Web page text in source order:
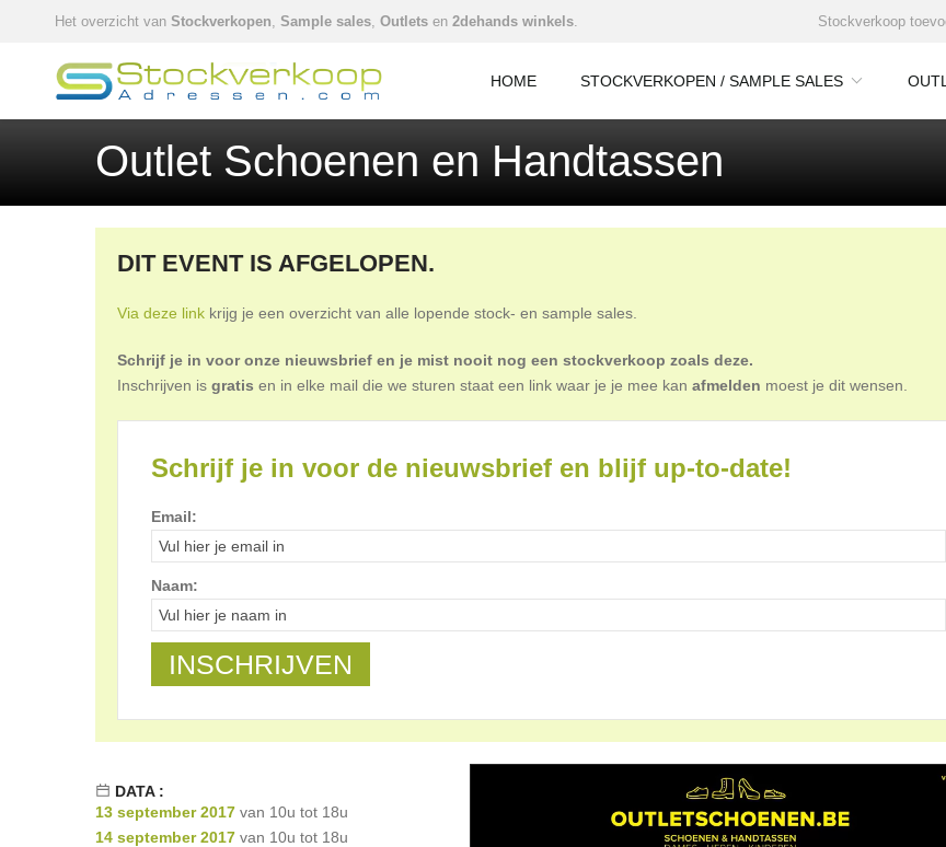
Het overzicht van Stockverkopen, Sample sales, Outlets en 2dehands winkels. Stockverkoop
HOME STOCKVERKOPEN / SAMPLE SALES
Outlet Schoenen en Handtassen
DIT EVENT IS AFGELOPEN.
Via deze link krijg je een overzicht van alle lopende stock- en sample sales.
Schrijf je in voor onze nieuwsbrief en je mist nooit nog een stockverkoop zoals deze.
Inschrijven is gratis en in elke mail die we sturen staat een link waar je je mee kan afmelden moest je dit wensen.
Schrijf je in voor de nieuwsbrief en blijf up-to-date!
Email:
Naam:
DATA :
13 september 2017 van 10u tot 18u
14 september 2017 van 10u tot 18u